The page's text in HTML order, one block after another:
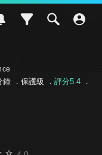
． 保護級 ． 評分5.4．